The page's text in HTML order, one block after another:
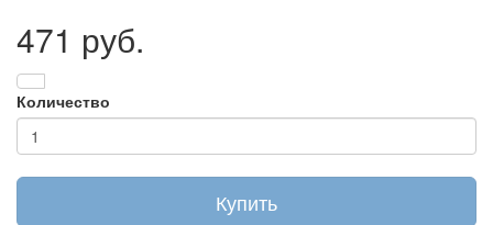
471 руб.
Количество
Купить